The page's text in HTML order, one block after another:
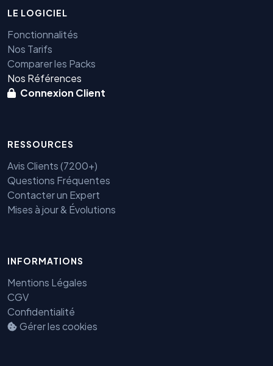
LE LOGICIEL
Fonctionnalités
Nos Tarifs
Comparer les Packs
Nos Références
Connexion Client
RESSOURCES
Avis Clients (7200+)
Questions Fréquentes
Contacter un Expert
Mises à jour & Évolutions
INFORMATIONS
Mentions Légales
CGV
Confidentialité
Gérer les cookies